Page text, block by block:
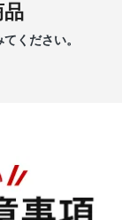
ください。